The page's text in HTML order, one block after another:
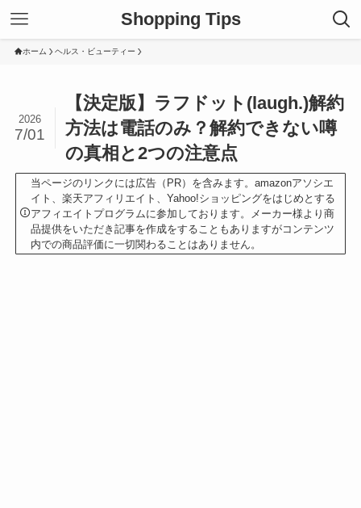
Shopping Tips
ホーム ヘルス・ビューティー
【決定版】ラフドット(laugh.)解約
方法は電話のみ？解約できない噂
の真相と2つの注意点
2026
7/01
当ページのリンクには広告（PR）を含みます。amazonアソシエ
イト、楽天アフィリエイト、Yahoo!ショッピングをはじめとする
アフィエイトプログラムに参加しております。メーカー様より商
品提供をいただき記事を作成をすることもありますがコンテンツ
内での商品評価に一切関わることはありません。